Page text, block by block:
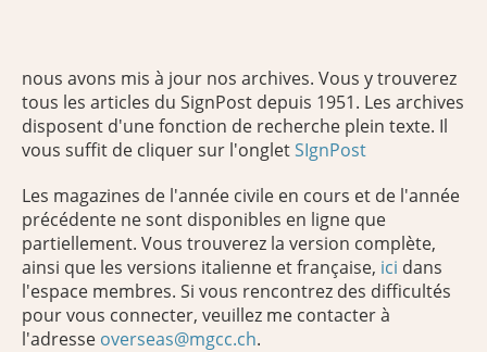
nous avons mis à jour nos archives. Vous y trouverez
tous les articles du SignPost depuis 1951. Les archives
disposent d'une fonction de recherche plein texte. Il
vous suffit de cliquer sur l'ongletSIgnPost
Les magazines de l'année civile en cours et de l'année
précédente ne sont disponibles en ligne que
partiellement. Vous trouverez la version complète,
ainsi que les versions italienne et française, ici dans
l'espace membres. Si vous rencontrez des difficultés
pour vous connecter, veuillez me contacter à
l'adresse overseas@mgcc.ch.